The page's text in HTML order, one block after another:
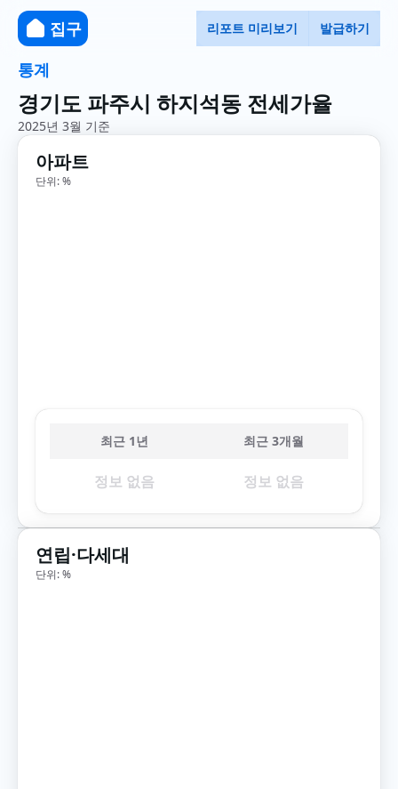
집구 리포트 미리보기 발급하기
통계
경기도 파주시 하지석동 전세가율
2025년 3월 기준
아파트
단위: %
최근 1년 최근 3개월
정보 없음 정보 없음
연립·다세대
단위: %